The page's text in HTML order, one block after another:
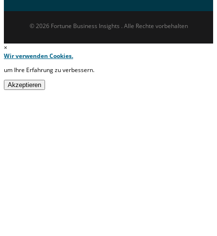
© 2026 Fortune Business Insights . Alle Rechte vorbehalten
×
Wir verwenden Cookies.
um Ihre Erfahrung zu verbessern.
Akzeptieren